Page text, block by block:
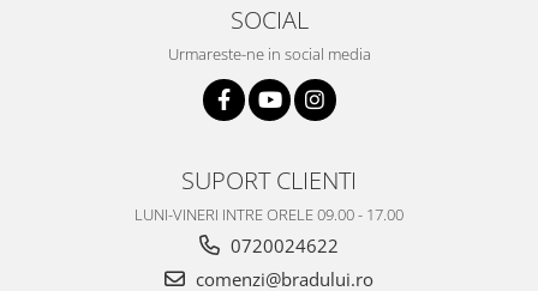
SOCIAL
Urmareste-ne in social media
SUPORT CLIENTI
LUNI-VINERI INTRE ORELE 09.00 - 17.00
0720024622
comenzi@bradului.ro